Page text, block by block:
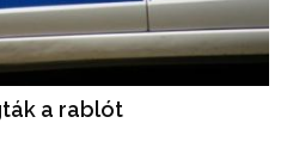
a rablót